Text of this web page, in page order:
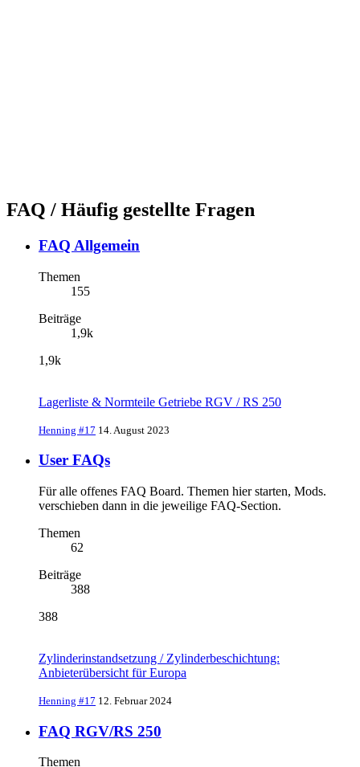
FAQ / Häufig gestellte Fragen
FAQ Allgemein
Themen
155
Beiträge
1,9k
1,9k
Lagerliste & Normteile Getriebe RGV / RS 250
Henning #17 14. August 2023
User FAQs
Für alle offenes FAQ Board. Themen hier starten, Mods.
verschieben dann in die jeweilige FAQ-Section.
Themen
62
Beiträge
388
388
Zylinderinstandsetzung / Zylinderbeschichtung:
Anbieterübersicht für Europa
Henning #17 12. Februar 2024
FAQ RGV/RS 250
Themen